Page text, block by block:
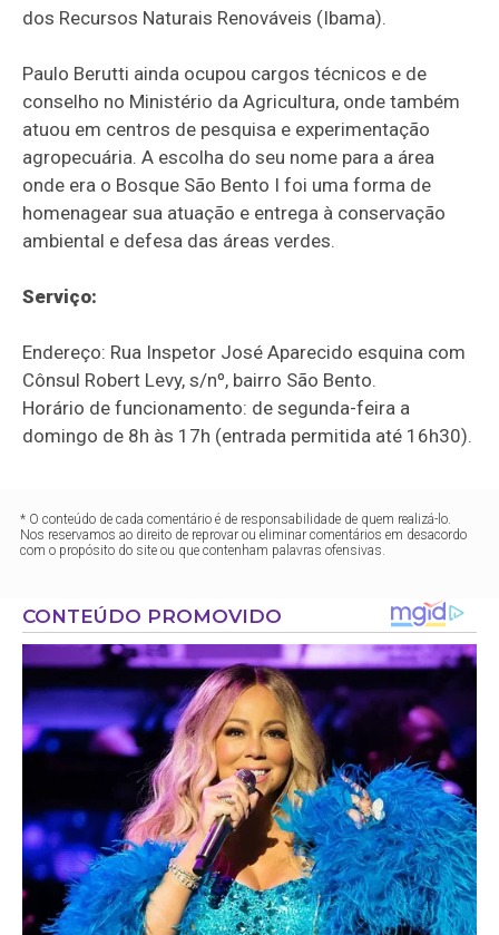
dos Recursos Naturais Renováveis (Ibama).
Paulo Berutti ainda ocupou cargos técnicos e de
conselho no Ministério da Agricultura, onde também
atuou em centros de pesquisa e experimentação
agropecuária. A escolha do seu nome para a área
onde era o Bosque São Bento I foi uma forma de
homenagear sua atuação e entrega à conservação
ambiental e defesa das áreas verdes.
Serviço:
Endereço: Rua Inspetor José Aparecido esquina com
Cônsul Robert Levy, s/nº, bairro São Bento.
Horário de funcionamento: de segunda-feira a
domingo de 8h às 17h (entrada permitida até 16h30).
* O conteúdo de cada comentário é de responsabilidade de quem realizá-lo.
Nos reservamos ao direito de reprovar ou eliminar comentários em desacordo
com o propósito do site ou que contenham palavras ofensivas.